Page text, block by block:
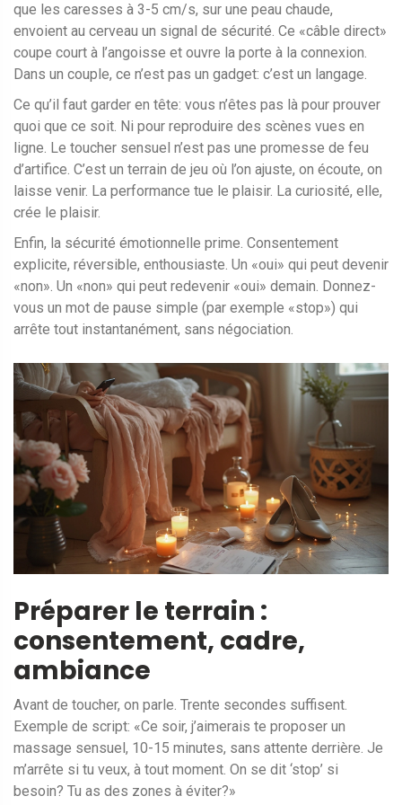
que les caresses à 3-5 cm/s, sur une peau chaude,
envoient au cerveau un signal de sécurité. Ce «câble direct»
coupe court à l’angoisse et ouvre la porte à la connexion.
Dans un couple, ce n’est pas un gadget: c’est un langage.
Ce qu’il faut garder en tête: vous n’êtes pas là pour prouver
quoi que ce soit. Ni pour reproduire des scènes vues en
ligne. Le toucher sensuel n’est pas une promesse de feu
d’artifice. C’est un terrain de jeu où l’on ajuste, on écoute, on
laisse venir. La performance tue le plaisir. La curiosité, elle,
crée le plaisir.
Enfin, la sécurité émotionnelle prime. Consentement
explicite, réversible, enthousiaste. Un «oui» qui peut devenir
«non». Un «non» qui peut redevenir «oui» demain. Donnez-
vous un mot de pause simple (par exemple «stop») qui
arrête tout instantanément, sans négociation.
Préparer le terrain :
consentement, cadre,
ambiance
Avant de toucher, on parle. Trente secondes suffisent.
Exemple de script: «Ce soir, j’aimerais te proposer un
massage sensuel, 10-15 minutes, sans attente derrière. Je
m’arrête si tu veux, à tout moment. On se dit ‘stop’ si
besoin? Tu as des zones à éviter?»